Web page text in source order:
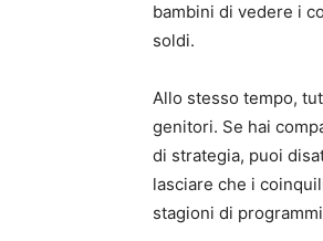
bambini di vedere i
soldi.
Allo stesso tempo,
genitori. Se hai
di strategia, puoi
lasciare che i
stagioni di